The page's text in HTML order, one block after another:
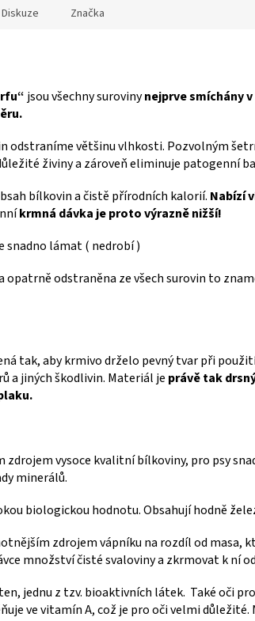
Diskuze Značka
jsou všechny surovinynejprve smíchány
odstraníme většinu vlhkosti. Pozvolným
živiny a zároveň eliminuje patogenní
bílkovin a čistě přírodních kalorií. Nabízí
krmná dávka je proto výrazně nižší!
snadno lámat ( nedrobí )
odstraněna ze všech surovin to
tak, aby krmivo drželo pevný tvar při
a jiných škodlivin. Materiál je právě tak
zdrojem vysoce kvalitní bílkoviny, pro psy
minerálů.
biologickou hodnotu. Obsahují hodně
zdrojem vápníku na rozdíl od masa,
množství čisté svaloviny a zkrmovat k ní
jednu z tzv. bioaktivních látek. Také oči
ve vitamín A, což je pro oči velmi